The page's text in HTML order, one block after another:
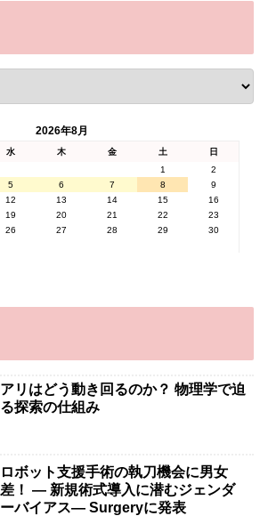
2026年8月
水 木 金 土
日
1
2
5 6 7 8
9
12 13 14 15
16
19 20 21 22
23
26 27 28 29
30
アリはどう動き回るのか？ 物理学で迫
る探索の仕組み
ロボット支援手術の執刀機会に男女
差！ — 新規術式導入に潜むジェンダ
ーバイアス— Surgeryに発表